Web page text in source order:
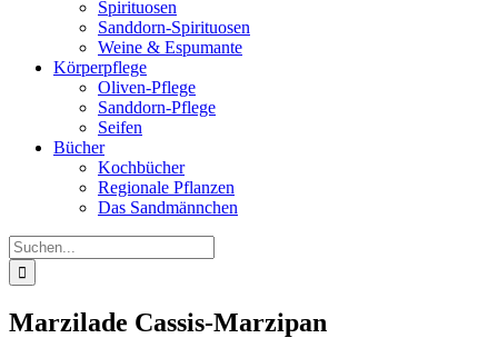
Spirituosen
Sanddorn-Spirituosen
Weine & Espumante
Körperpflege
Oliven-Pflege
Sanddorn-Pflege
Seifen
Bücher
Kochbücher
Regionale Pflanzen
Das Sandmännchen
Suche
nach:
Marzilade Cassis-Marzipan